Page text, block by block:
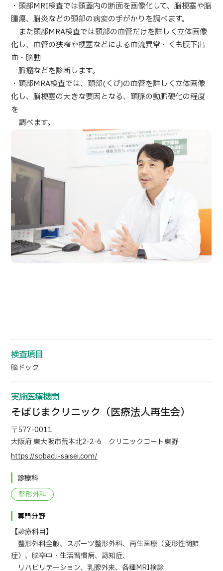
医療プログラム検索
部位・疾病で探す
検査・術式・
治療方法で探す
美容医療を探す
コンテンツピックアップ
お知らせ
運営会社
個人情報保護方針
ガイドラインポリシー
JTBのガバナンス
日本語 ENGLISH Tiếng Việt
・頭部MRI検査では頭蓋内の断面を画像化して、脳梗塞や脳
腫瘍、脳炎などの頭部の病変の手がかりを調べます。
また頭部MRA検査では頭部の血管だけを詳しく立体画像
化し、血管の狭窄や梗塞などによる血流異常・くも膜下出
血・脳動
脈瘤などを診断します。
・頚部MRA検査では、頚部(くび)の血管を詳しく立体画像
化し、脳梗塞の大きな要因となる、頚脈の動脈硬化の程度
を
調べます。
検査項目
脳ドック
実施医療機関
そばじまクリニック（医療法人再生会）
〒577-0011
大阪府 東大阪市荒本北2-2-6 クリニックコート東野
https://sobacli-saisei.com/
診療科
整形外科
専門分野
【診療科目】
整形外科全般、スポーツ整形外科、再生医療（変形性関節
症）、脳卒中・生活習慣病、認知症、
リハビリテーション、乳腺外来、各種MRI検診